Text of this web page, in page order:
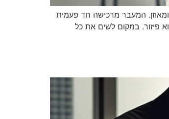
המעבר מרכישה חד פעמית
פיזור. במקום לשים את כל